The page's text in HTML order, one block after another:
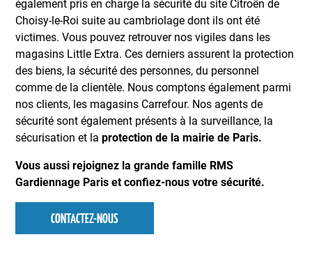
également pris en charge la sécurité du site Citroën de
Choisy-le-Roi suite au cambriolage dont ils ont été
victimes. Vous pouvez retrouver nos vigiles dans les
magasins Little Extra. Ces derniers assurent la protection
des biens, la sécurité des personnes, du personnel
comme de la clientèle. Nous comptons également parmi
nos clients, les magasins Carrefour. Nos agents de
sécurité sont également présents à la surveillance, la
sécurisation et laprotection de la mairie de Paris.
Vous aussi rejoignez la grande famille RMS
Gardiennage Paris et confiez-nous votre sécurité.
CONTACTEZ-NOUS